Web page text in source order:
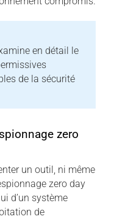
en détail le
de la sécurité
zero
un outil, ni même
zero day
d’un système
de